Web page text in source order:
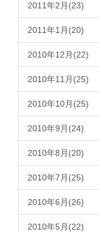
2011年2月(23)
2011年1月(20)
2010年12月(22)
2010年11月(25)
2010年10月(25)
2010年9月(24)
2010年8月(20)
2010年7月(25)
2010年6月(26)
2010年5月(22)